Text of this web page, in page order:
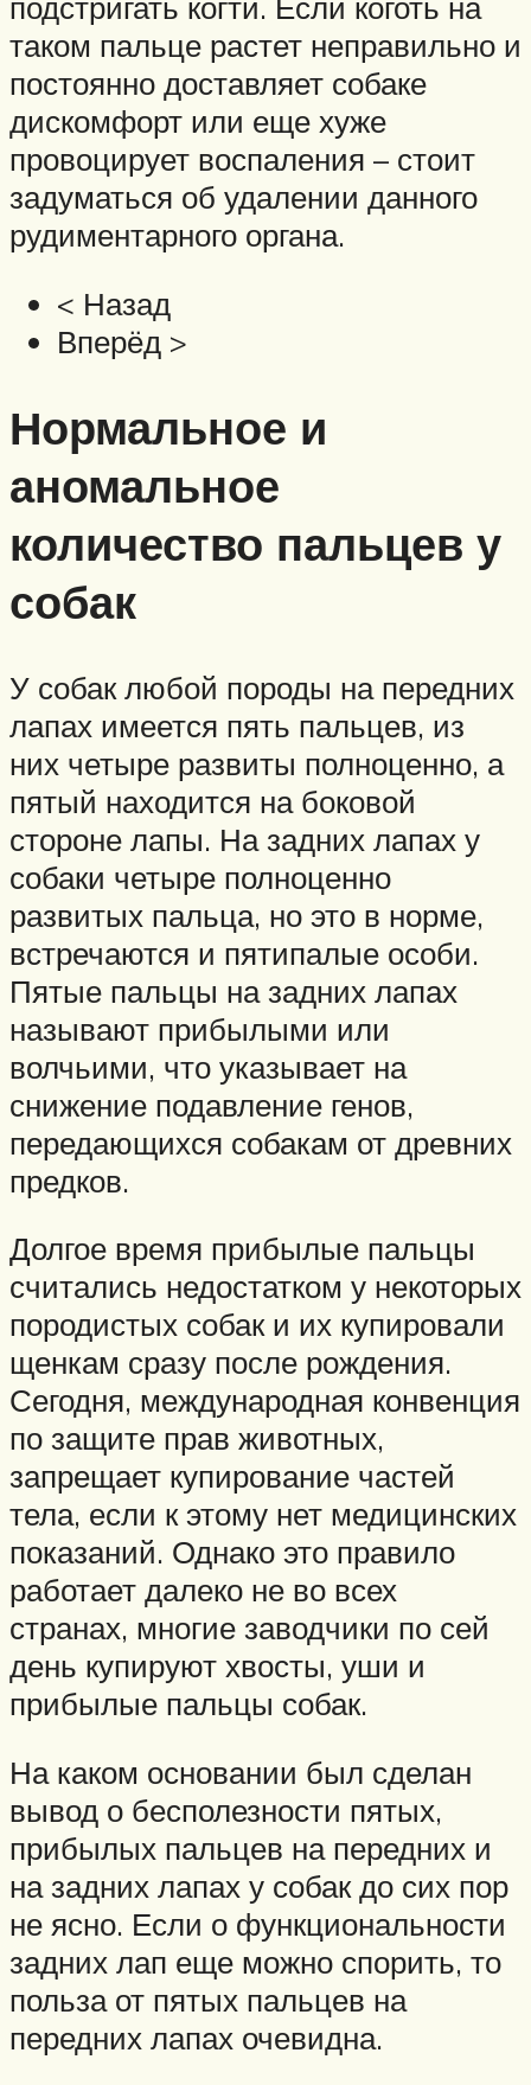
таком пальце растет неправильно и
постоянно доставляет собаке
дискомфорт или еще хуже
провоцирует воспаления – стоит
задуматься об удалении данного
рудиментарного органа.
< Назад
Вперёд >
Нормальное и
аномальное
количество пальцев у
собак
У собак любой породы на передних
лапах имеется пять пальцев, из
них четыре развиты полноценно, а
пятый находится на боковой
стороне лапы. На задних лапах у
собаки четыре полноценно
развитых пальца, но это в норме,
встречаются и пятипалые особи.
Пятые пальцы на задних лапах
называют прибылыми или
волчьими, что указывает на
снижение подавление генов,
передающихся собакам от древних
предков.
Долгое время прибылые пальцы
считались недостатком у некоторых
породистых собак и их купировали
щенкам сразу после рождения.
Сегодня, международная конвенция
по защите прав животных,
запрещает купирование частей
тела, если к этому нет медицинских
показаний. Однако это правило
работает далеко не во всех
странах, многие заводчики по сей
день купируют хвосты, уши и
прибылые пальцы собак.
На каком основании был сделан
вывод о бесполезности пятых,
прибылых пальцев на передних и
на задних лапах у собак до сих пор
не ясно. Если о функциональности
задних лап еще можно спорить, то
польза от пятых пальцев на
передних лапах очевидна.